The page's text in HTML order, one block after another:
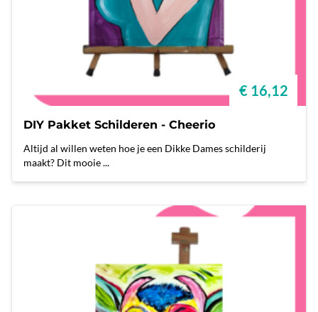
€ 16,12
DIY Pakket Schilderen - Cheerio
Altijd al willen weten hoe je een Dikke Dames schilderij
maakt? Dit mooie ...